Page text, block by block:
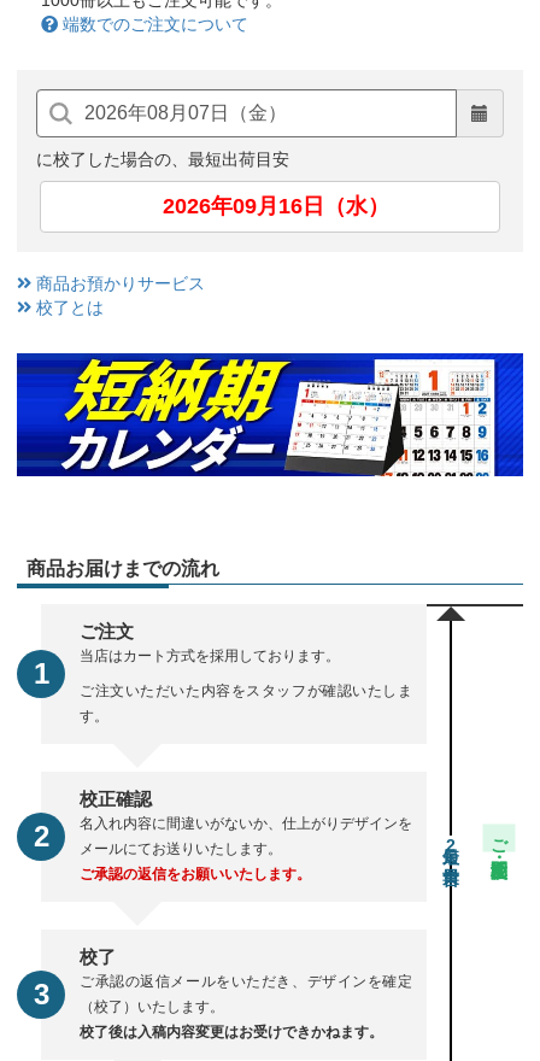
端数でのご注文について
に校了した場合の、最短出荷目安
2026年09月16日（水）
商品お預かりサービス
校了とは
商品お届けまでの流れ
ご注文
当店はカート方式を採用しております。
ご注文いただいた内容をスタッフが確認いたしま
す。
校正確認
名入れ内容に間違いがないか、仕上がりデザインを
メールにてお送りいたします。
ご承認の返信をお願いいたします。
校了
ご承認の返信メールをいただき、デザインを確定
（校了）いたします。
校了後は入稿内容変更はお受けできかねます。
2 ご注文・校正期間